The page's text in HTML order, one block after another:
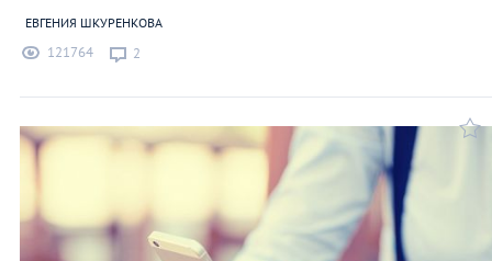
ЕВГЕНИЯ ШКУРЕНКОВА
121764 2